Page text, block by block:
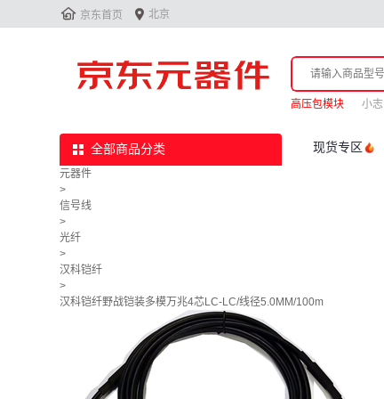
 京东首页  北京
高压包模块 小志
全部商品分类 现货专区
元器件
>
信号线
>
光纤
>
汉科铠纤
>
汉科铠纤野战铠装多模万兆4芯LC-LC/线径5.0MM/100m